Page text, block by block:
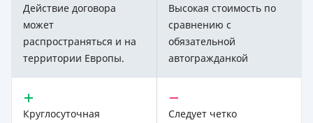
Действие договора
может
распространяться и на
территории Европы.
Высокая стоимость по
сравнению с
обязательной
автогражданкой
Круглосуточная Следует четко